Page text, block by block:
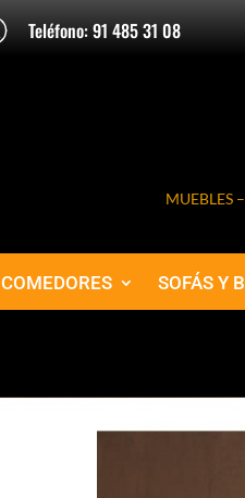
Teléfono: 91 485 31 08
MUEBLES
COMEDORES SOFÁS Y